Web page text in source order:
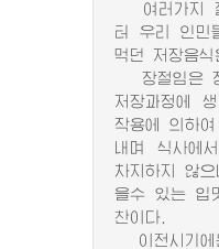
여러가지
터 우리 인민
먹던 저장음식
장절임은
저장과정에
작용에 의하
내며 식사에
차지하지 않
을수 있는 입
찬이다.
이전시기에